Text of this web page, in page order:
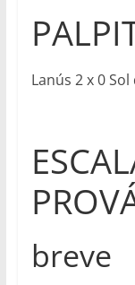
Lanús 2 x 0
breve